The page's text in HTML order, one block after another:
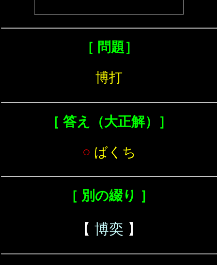
［ 問題］
博打
［ 答え（大正解）］
○ ばくち
［ 別の綴り ］
【 博奕 】